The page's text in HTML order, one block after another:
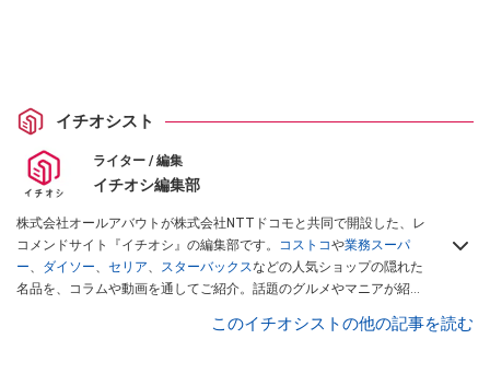
イチオシスト
ライター / 編集
イチオシ編集部
株式会社オールアバウトが株式会社NTTドコモと共同で開設した、レ
コメンドサイト『イチオシ』の編集部です。 コストコや業務スーパ
ー、 ダイソー、 セリア、 スターバックスなどの人気ショップの隠れた
名品を、コラムや動画を通してご紹介。話題のグルメやマニアが紹介
インフルエンサーが実際に使用してレビューしています。毎日トレン
このイチオシストの他の記事を読む